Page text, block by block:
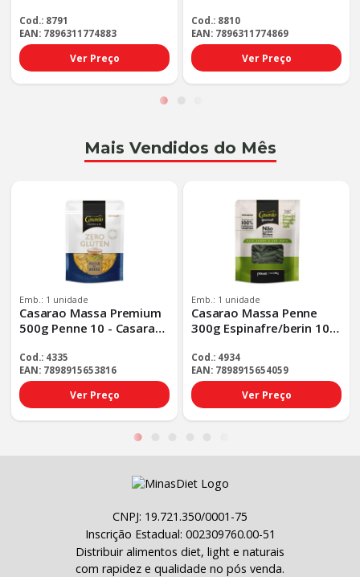
Cookie - Tp Padrao
Ver Preço
Cod.: 8791
EAN: 7896311774883
Chocolate L - Tp Padrao
Ver Preço
Cod.: 8810
EAN: 7896311774869
Mais Vendidos do Mês
Emb.: 1 unidade
Casarao Massa Premium
500g Penne 10 - Casarao
- Tp Padrao
Ver Preço
Cod.: 4335
EAN: 7898915653816
Emb.: 1 unidade
Casarao Massa Penne
300g Espinafre/berin 10 -
300g Espin - Tp Padrao
Ver Preço
Cod.: 4934
EAN: 7898915654059
CNPJ: 19.721.350/0001-75
Inscrição Estadual: 002309760.00-51
Distribuir alimentos diet, light e naturais
com rapidez e qualidade no pós venda.